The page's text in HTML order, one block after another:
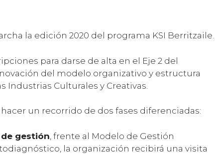
la edición 2020 del programa KSI Berritzaile.
para darse de alta en el Eje 2 del
del modelo organizativo y estructura
Industrias Culturales y Creativas.
un recorrido de dos fases diferenciadas:
de gestión , frente al Modelo de Gestión
la organización recibirá una visita